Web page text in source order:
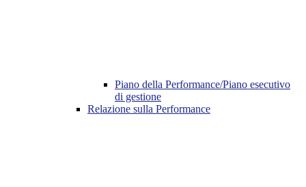
Piano della Performance/Piano esecutivo
di gestione
Relazione sulla Performance